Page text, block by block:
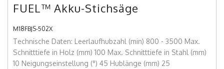
FUEL™ Akku-Stichsäge
M18FBJS-502X
Technische Daten: Leerlaufhubzahl (min) 800 - 3500 Max.
Schnitttiefe in Holz (mm) 100 Max. Schnitttiefe in Stahl (mm)
10 Neigungseinstellung (°) 45 Hublänge (mm) 25